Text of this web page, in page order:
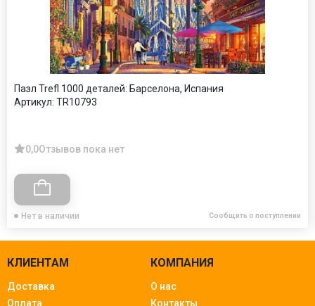
Пазл Trefl 1000 деталей: Барселона, Испания
Артикул: TR10793
0,0Отзывов пока нет
Нет в наличии Сообщить о поступлении
КЛИЕНТАМ
Доставка
Оплата
КОМПАНИЯ
О нас
Контакты